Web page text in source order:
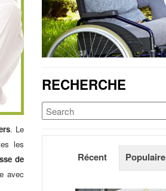
. Le
les
de
avec
RECHERCHE
Récent Populaire